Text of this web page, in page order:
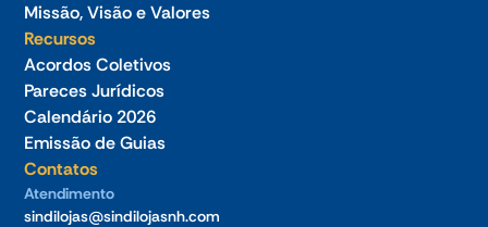
Missão, Visão e Valores
Recursos
Acordos Coletivos
Pareces Jurídicos
Calendário 2026
Emissão de Guias
Contatos
Atendimento
sindilojas@sindilojasnh.com